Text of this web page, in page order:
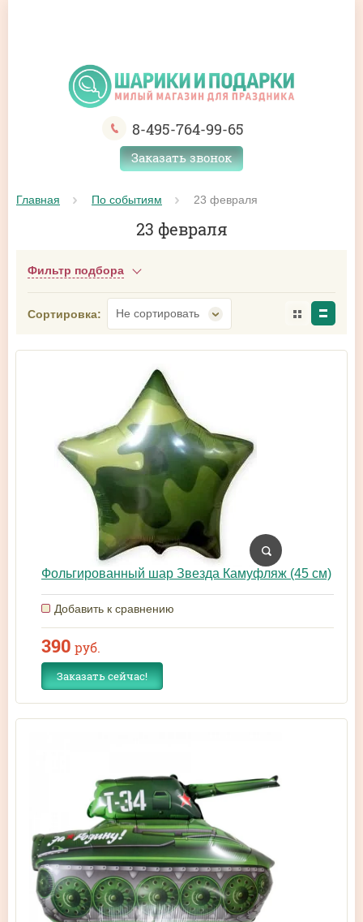
8-495-764-99-65
Заказать звонок
Главная По событиям 23 февраля
23 февраля
Фильтр подбора
Сортировка: Не сортировать
Фольгированный шар Звезда Камуфляж (45 см)
Добавить к сравнению
390 руб.
Заказать сейчас!